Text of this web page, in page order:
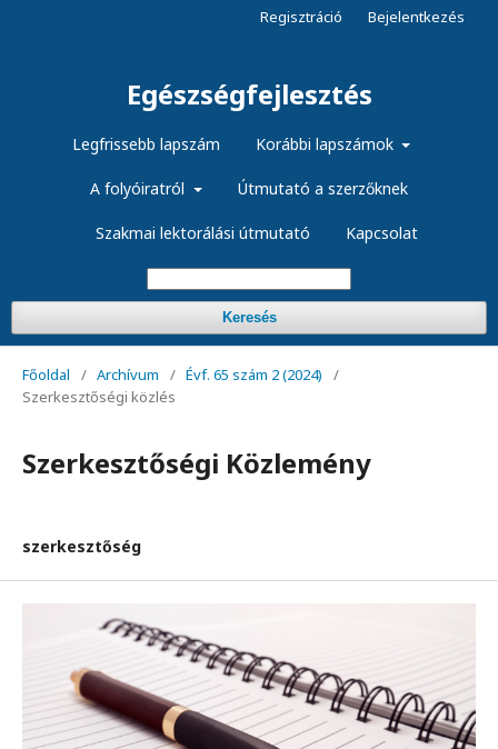
Egészségfejlesztés
Legfrissebb lapszám Korábbi lapszámok
A folyóiratról Útmutató a szerzőknek
Szakmai lektorálási útmutató Kapcsolat
Keresés
Regisztráció Bejelentkezés
Főoldal / Archívum / Évf. 65 szám 2 (2024)
/
Szerkesztőségi közlés
Szerkesztőségi Közlemény
szerkesztőség